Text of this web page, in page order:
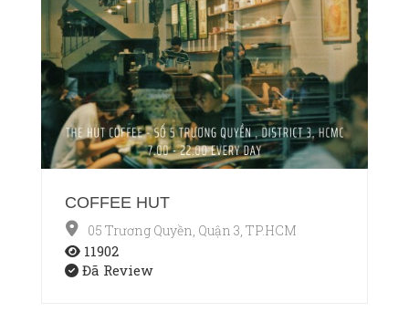
COFFEE HUT
05 Trương Quyền, Quận 3, TP.HCM
11902
Đã Review